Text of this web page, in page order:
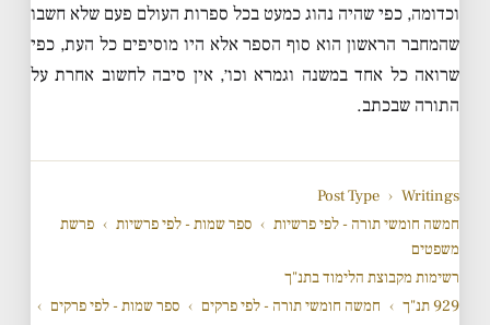
וכדומה, כפי שהיה נהוג כמעט בכל ספרות העולם פעם שלא חשבו
שהמחבר הראשון הוא סוף הספר אלא היו מוסיפים כל העת, כפי
שרואה כל אחד במשנה וגמרא וכו׳, אין סיבה לחשוב אחרת על
התורה שבכתב.
Post Type › Writings
חמשה חומשי תורה - לפי פרשיות › ספר שמות - לפי פרשיות › פרשת
משפטים
רשימות מקבוצת הלימוד בתנ"ך
929 תנ"ך
› חמשה חומשי תורה - לפי פרקים › ספר שמות - לפי פרקים ›